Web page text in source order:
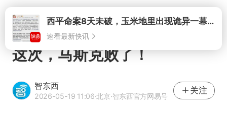
打开
这次，马斯克败了！
智东西
2026-05-19 11:06·北京·智东西官方网易号
关注